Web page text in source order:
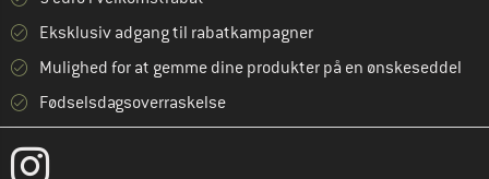
Eksklusiv adgang til rabatkampagner
Mulighed for at gemme dine produkter på en ønskeseddel
Fødselsdagsoverraskelse